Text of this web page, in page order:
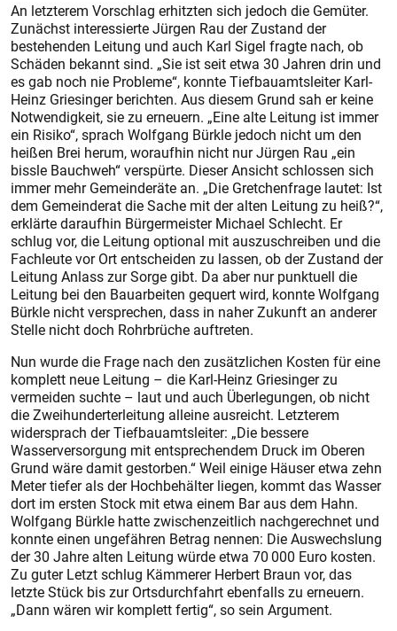
An letzterem Vorschlag erhitzten sich jedoch die Gemüter.
Zunächst interessierte Jürgen Rau der Zustand der
bestehenden Leitung und auch Karl Sigel fragte nach, ob
Schäden bekannt sind. „Sie ist seit etwa 30 Jahren drin und
es gab noch nie Prob­leme“, konnte Tiefbauamtsleiter Karl-
Heinz Griesinger berichten. Aus diesem Grund sah er keine
Notwendigkeit, sie zu erneuern. „Eine alte Leitung ist immer
ein Risiko“, sprach Wolfgang Bürkle jedoch nicht um den
heißen Brei herum, woraufhin nicht nur Jürgen Rau „ein
bissle Bauchweh“ verspürte. Dieser Ansicht schlossen sich
immer mehr Gemeinderäte an. „Die Gretchenfrage lautet: Ist
dem Gemeinderat die Sache mit der alten Leitung zu heiß?“,
erklärte daraufhin Bürgermeister Michael Schlecht. Er
schlug vor, die Leitung optional mit auszuschreiben und die
Fachleute vor Ort entscheiden zu lassen, ob der Zustand der
Leitung Anlass zur Sorge gibt. Da aber nur punktuell die
Leitung bei den Bauarbeiten gequert wird, konnte Wolfgang
Bürkle nicht versprechen, dass in naher Zukunft an anderer
Stelle nicht doch Rohrbrüche auftreten.
Nun wurde die Frage nach den zusätzlichen Kosten für eine
komplett neue Leitung – die Karl-Heinz Griesinger zu
vermeiden suchte – laut und auch Überlegungen, ob nicht
die Zweihunderterleitung alleine aus­reicht. Letzterem
widersprach der Tiefbauamtsleiter: „Die bessere
Wasserversorgung mit entsprechendem Druck im Oberen
Grund wäre damit gestorben.“ Weil einige Häuser etwa zehn
Meter tiefer als der Hochbehälter liegen, kommt das Wasser
dort im ersten Stock mit etwa einem Bar aus dem Hahn.
Wolfgang Bürkle hatte zwischenzeitlich nachgerechnet und
konnte einen ungefähren Betrag nennen: Die Auswechslung
der 30 Jahre alten Leitung würde etwa 70 000 Euro kosten.
Zu guter Letzt schlug Kämmerer Herbert Braun vor, das
letzte Stück bis zur Ortsdurchfahrt ebenfalls zu erneuern.
„Dann wären wir komplett fertig“, so sein Argument.